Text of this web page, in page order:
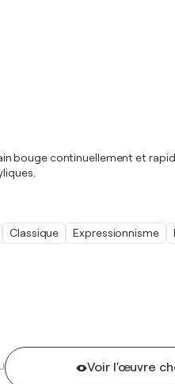
Voir l'œuvre
bouge continuellement et
Classique Expressionnisme